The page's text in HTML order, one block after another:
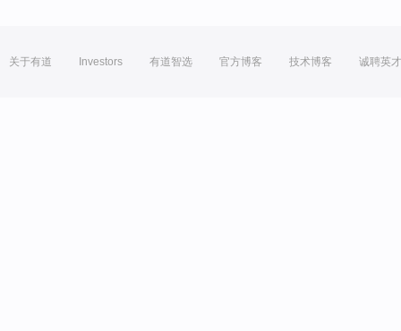
关于有道 Investors 有道智选 官方博客 技术博客 诚聘英才